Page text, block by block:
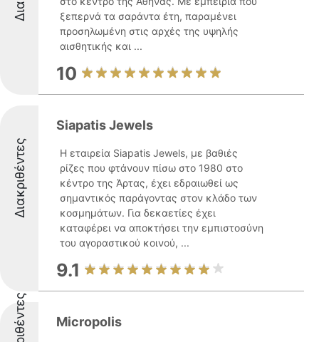
ξεπερνά τα σαράντα έτη, παραμένει
προσηλωμένη στις αρχές της υψηλής
αισθητικής και ...
10
Διακριθέντες
Siapatis Jewels
Η εταιρεία Siapatis Jewels, με βαθιές
ρίζες που φτάνουν πίσω στο 1980 στο
κέντρο της Άρτας, έχει εδραιωθεί ως
σημαντικός παράγοντας στον κλάδο των
κοσμημάτων. Για δεκαετίες έχει
καταφέρει να αποκτήσει την εμπιστοσύνη
του αγοραστικού κοινού, ...
9.1
Micropolis